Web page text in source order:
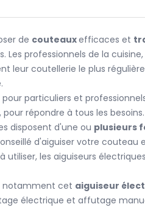
de couteauxefficaces et
Les professionnels de la
leur coutellerie le plus
particuliers et
répondre à tous les besoins.
disposent d'une ou plusieurs
d'aiguiser votre couteau
utiliser, les aiguiseurs
notamment cet aiguiseur
électrique et affutage